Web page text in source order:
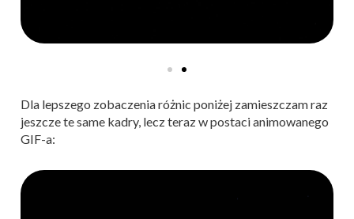
Dla lepszego zobaczenia różnic poniżej zamieszczam raz
jeszcze te same kadry, lecz teraz w postaci animowanego
GIF-a: